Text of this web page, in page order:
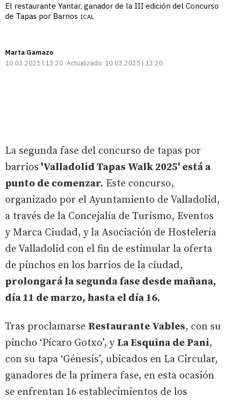
El restaurante Yantar, ganador de la III edición del Concurso
de Tapas por Barrios ICAL
Marta Gamazo
10.03.2025 | 13:20 Actualizado: 10.03.2025 | 13:20
La segunda fase del concurso de tapas por
barrios 'Valladolid Tapas Walk 2025' está a
punto de comenzar. Este concurso,
organizado por el Ayuntamiento de Valladolid,
a través de la Concejalía de Turismo, Eventos
y Marca Ciudad, y la Asociación de Hostelería
de Valladolid con el fin de estimular la oferta
de pinchos en los barrios de la ciudad,
prolongará la segunda fase desde mañana,
día 11 de marzo, hasta el día 16.
Tras proclamarse Restaurante Vables, con su
pincho ‘Pícaro Gotxo’, y La Esquina de Pani,
con su tapa ‘Génesis’, ubicados en La Circular,
ganadores de la primera fase, en esta ocasión
se enfrentan 16 establecimientos de los